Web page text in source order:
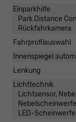
Einparkhilfe
Park Distance
Rückfahrkamera
Fahrprofilauswahl
Innenspiegel
Lenkung
Lichttechnik
Lichtsensor,
LED-